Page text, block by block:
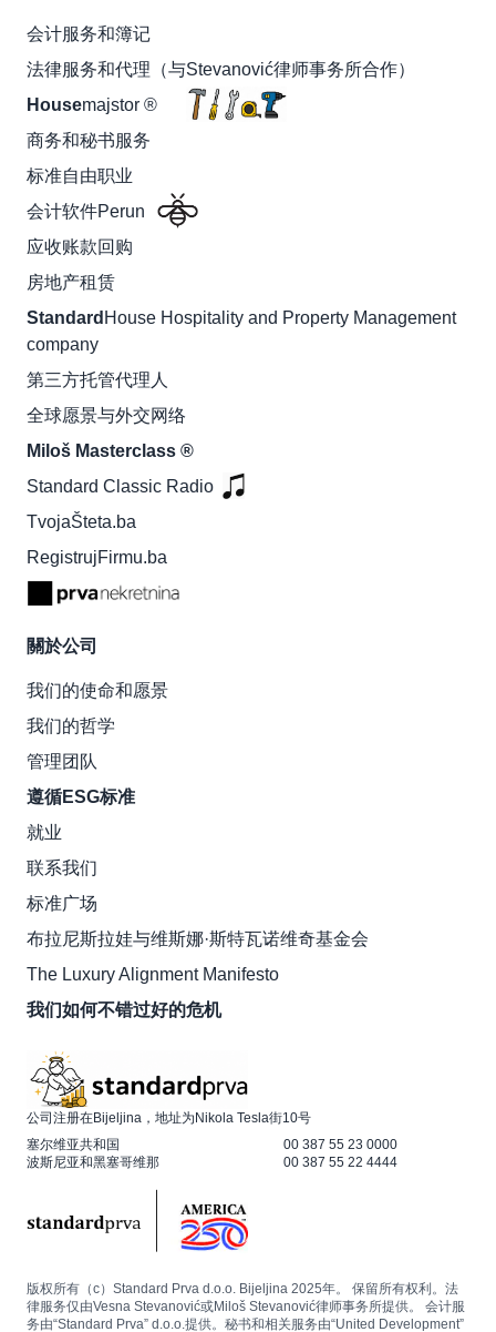
会计服务和簿记
法律服务和代理（与Stevanović律师事务所合作）
Housemajstor ®
商务和秘书服务
标准自由职业
会计软件Perun
应收账款回购
房地产租赁
Standard House Hospitality and Property Management
company
第三方托管代理人
全球愿景与外交网络
Miloš Masterclass ®
Standard Classic Radio
TvojaŠteta.ba
RegistrujFirmu.ba
關於公司
我们的使命和愿景
我们的哲学
管理团队
遵循ESG标准
就业
联系我们
标准广场
布拉尼斯拉娃与维斯娜·斯特瓦诺维奇基金会
The Luxury Alignment Manifesto
我们如何不错过好的危机
公司注册在Bijeljina，地址为Nikola Tesla街10号
塞尔维亚共和国
波斯尼亚和黑塞哥维那
00 387 55 23 0000
00 387 55 22 4444
版权所有（c）Standard Prva d.o.o. Bijeljina 2025年。 保留所有权利。法
律服务仅由Vesna Stevanović或Miloš Stevanović律师事务所提供。 会计服
务由“Standard Prva” d.o.o.提供。秘书和相关服务由“United Development”